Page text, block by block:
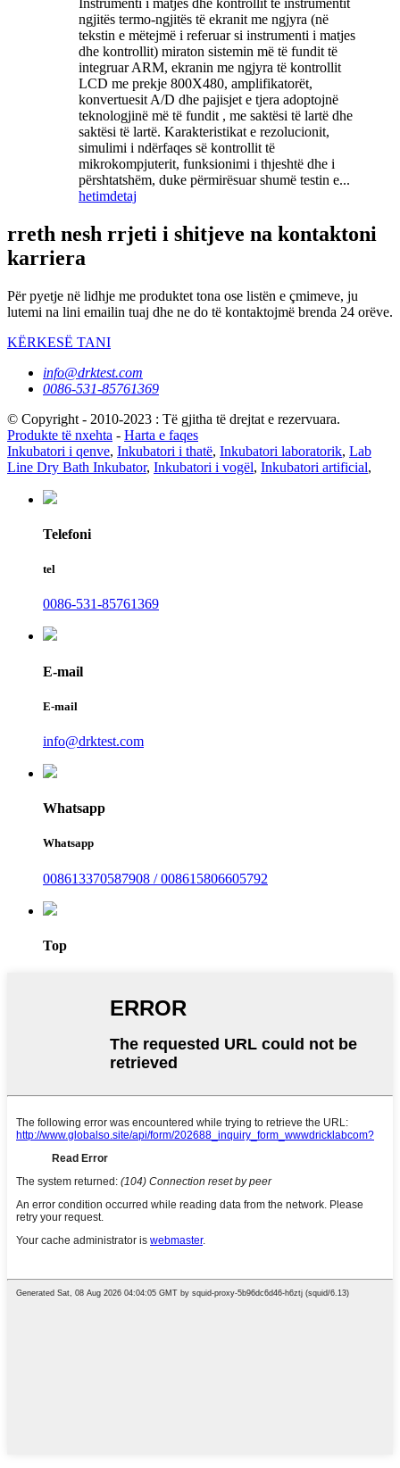
Instrumenti i matjes dhe kontrollit të instrumentit
ngjitës termo-ngjitës të ekranit me ngjyra (në
tekstin e mëtejmë i referuar si instrumenti i matjes
dhe kontrollit) miraton sistemin më të fundit të
integruar ARM, ekranin me ngjyra të kontrollit
LCD me prekje 800X480, amplifikatorët,
konvertuesit A/D dhe pajisjet e tjera adoptojnë
teknologjinë më të fundit , me saktësi të lartë dhe
saktësi të lartë. Karakteristikat e rezolucionit,
simulimi i ndërfaqes së kontrollit të
mikrokompjuterit, funksionimi i thjeshtë dhe i
përshtatshëm, duke përmirësuar shumë testin e...
hetimdetaj
rreth nesh rrjeti i shitjeve na kontaktoni
karriera
Për pyetje në lidhje me produktet tona ose listën e çmimeve, ju
lutemi na lini emailin tuaj dhe ne do të kontaktojmë brenda 24 orëve.
KËRKESË TANI
info@drktest.com
0086-531-85761369
© Copyright - 2010-2023 : Të gjitha të drejtat e rezervuara.
Produkte të nxehta - Harta e faqes
Inkubatori i qenve, Inkubatori i thatë, Inkubatori laboratorik, Lab
Line Dry Bath Inkubator, Inkubatori i vogël, Inkubatori artificial,
Telefoni
tel
0086-531-85761369
E-mail
E-mail
info@drktest.com
Whatsapp
Whatsapp
008613370587908 / 008615806605792
Top